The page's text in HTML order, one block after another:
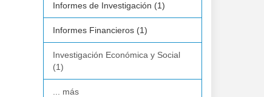
Informes de Investigación (1)
Informes Financieros (1)
Investigación Económica y Social
(1)
... más